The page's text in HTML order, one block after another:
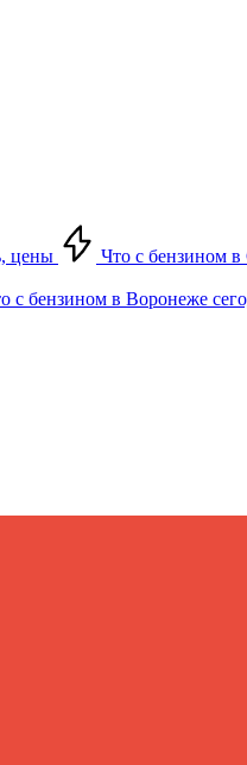
цены Что с бензином в
с бензином в Воронеже